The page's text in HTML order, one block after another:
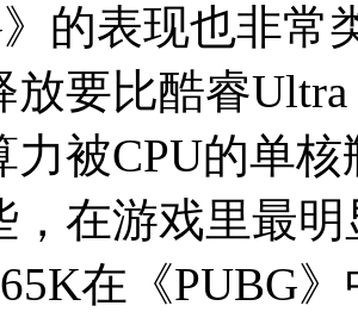
》的表现也非
放要比酷睿
力被CPU的单
，在游戏里最
在《PUBG